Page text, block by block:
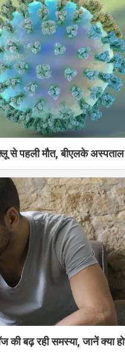
से पहली मौत, बीएलके अस्पताल
की बढ़ रही समस्या, जानें क्या